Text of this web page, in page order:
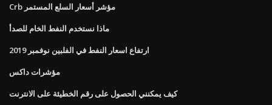
Crb مؤشر أسعار السلع المستمر
ماذا نستخدم النفط الخام للصدأ
ارتفاع اسعار النفط في الفلبين نوفمبر 2019
مؤشرات داكس
كيف يمكنني الحصول على رقم الخطيئة على الانترنت